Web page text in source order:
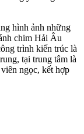
hình ảnh những
chim Hải Âu
trình kiến trúc là
tại trung tâm là
ngọc, kết hợp